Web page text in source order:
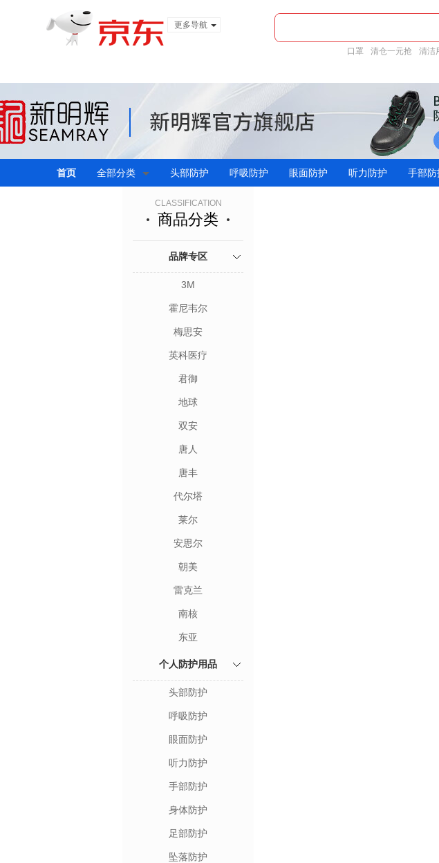
更多导航
口罩 清仓一元抢 清洁
首页 全部分类 头部防护 呼吸防护 眼面防护 听力防护 手部防
CLASSIFICATION
商品分类
品牌专区
3M
霍尼韦尔
梅思安
英科医疗
君御
地球
双安
唐人
唐丰
代尔塔
莱尔
安思尔
朝美
雷克兰
南核
东亚
个人防护用品
头部防护
呼吸防护
眼面防护
听力防护
手部防护
身体防护
足部防护
坠落防护